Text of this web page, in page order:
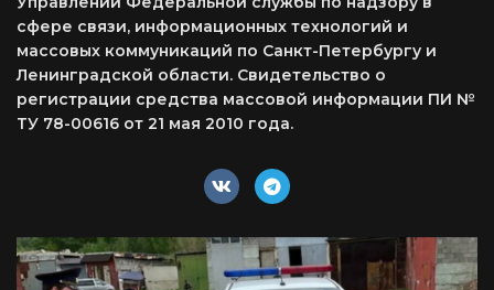
сфере связи, информационных технологий и
массовых коммуникаций по Санкт-Петербургу и
Ленинградской области. Свидетельство о
регистрации средства массовой информации ПИ №
ТУ 78-00616 от 21 мая 2010 года.